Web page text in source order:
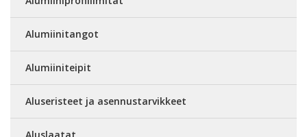
Alumiinitangot
Alumiiniteipit
Aluseristeet ja asennustarvikkeet